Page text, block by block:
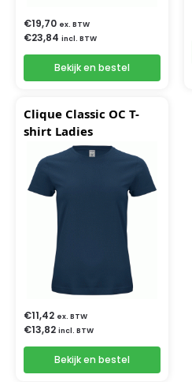
€19,70 ex. BTW
€23,84 incl. BTW
Bekijk en bestel
Clique Classic OC T-
shirt Ladies
€11,42 ex. BTW
€13,82 incl. BTW
Bekijk en bestel